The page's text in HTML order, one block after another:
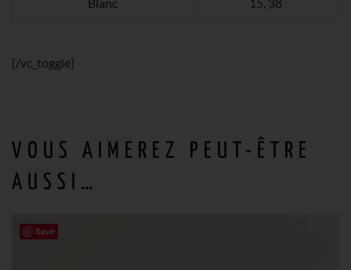
[/vc_toggle]
VOUS AIMEREZ PEUT-ÊTRE
AUSSI…
Save